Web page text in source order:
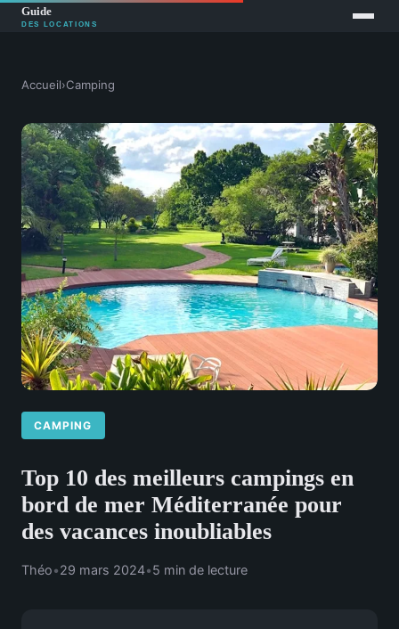
Accueil›Camping
CAMPING
Top 10 des meilleurs campings en
bord de mer Méditerranée pour
des vacances inoubliables
Théo•29 mars 2024•5 min de lecture